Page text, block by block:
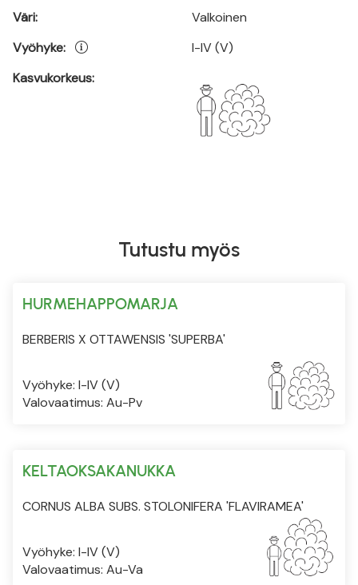
Väri:
Vyöhyke:
Kasvukorkeus:
Valkoinen
I-IV (V)
Tutustu myös
HURMEHAPPOMARJA
BERBERIS X OTTAWENSIS 'SUPERBA'
Vyöhyke: I-IV (V)
Valovaatimus: Au-Pv
KELTAOKSAKANUKKA
CORNUS ALBA SUBS. STOLONIFERA 'FLAVIRAMEA'
Vyöhyke: I-IV (V)
Valovaatimus: Au-Va